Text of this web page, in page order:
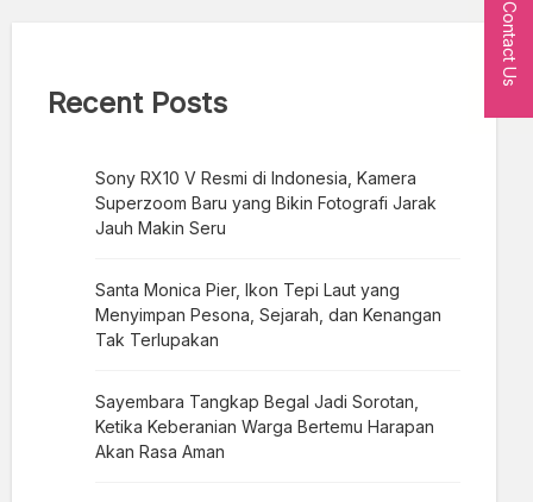
Recent Posts
Sony RX10 V Resmi di Indonesia, Kamera
Superzoom Baru yang Bikin Fotografi Jarak
Jauh Makin Seru
Santa Monica Pier, Ikon Tepi Laut yang
Menyimpan Pesona, Sejarah, dan Kenangan
Tak Terlupakan
Sayembara Tangkap Begal Jadi Sorotan,
Ketika Keberanian Warga Bertemu Harapan
Akan Rasa Aman
Contact Us